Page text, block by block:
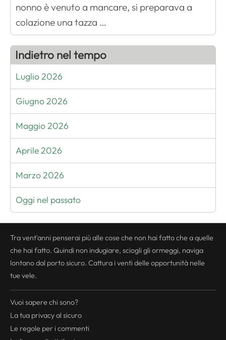
nonno è venuto a mancare, si preparava a
colazione una tazza …
Indietro nel tempo
Luglio 2026
Giugno 2026
Maggio 2026
Aprile 2026
Marzo 2026
Oggi nel passato
Tra vent'anni penserai più alle cose che non hai fatto che a quelle
che hai fatto. Quindi non indugiare, sciogli gli ormeggi, naviga
lontano dal porto sicuro. Cattura i venti delle opportunità nelle
tue vele.
Vuoi sapere chi sono?
La tua privacyal sicuro
Le regole per i commenti